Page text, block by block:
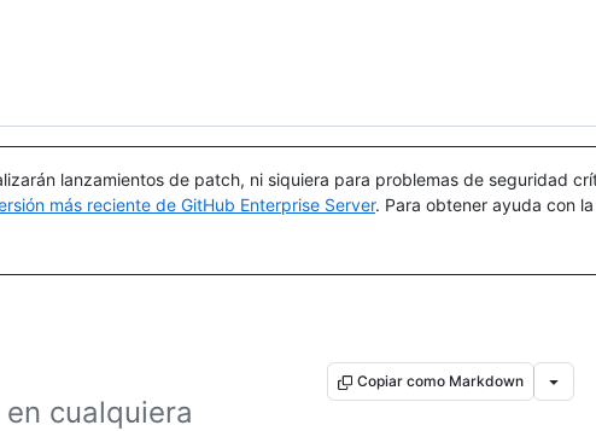
lanzamientos de patch, ni siquiera para problemas de seguridad
más reciente de GitHub Enterprise Server. Para obtener ayuda con
cualquiera
Copiar como Markdown